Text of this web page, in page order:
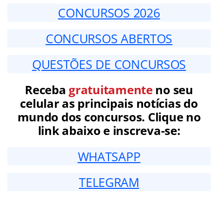
CONCURSOS 2026
CONCURSOS ABERTOS
QUESTÕES DE CONCURSOS
Receba gratuitamenteno seu
celular as principais notícias do
mundo dos concursos. Clique no
link abaixo e inscreva-se:
WHATSAPP
TELEGRAM